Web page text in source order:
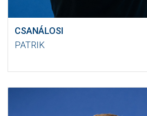
CSANÁLOSI
PATRIK